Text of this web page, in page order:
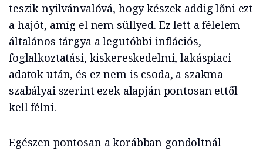
teszik nyilvánvalóvá, hogy készek addig lőni ezt
a hajót, amíg el nem süllyed. Ez lett a félelem
általános tárgya a legutóbbi inflációs,
foglalkoztatási, kiskereskedelmi, lakáspiaci
adatok után, és ez nem is csoda, a szakma
szabályai szerint ezek alapján pontosan ettől
kell félni.
Egészen pontosan a korábban gondoltnál